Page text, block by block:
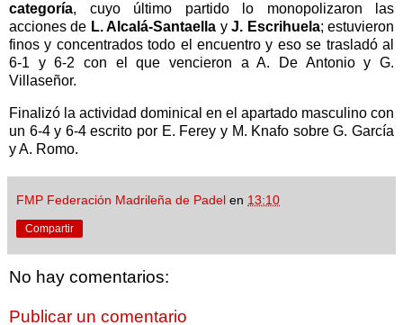
categoría, cuyo último partido lo monopolizaron las
acciones de L. Alcalá-Santaella yJ. Escrihuela; estuvieron
finos y concentrados todo el encuentro y eso se trasladó al
6-1 y 6-2 con el que vencieron a A. De Antonio y G.
Villaseñor.
Finalizó la actividad dominical en el apartado masculino con
un 6-4 y 6-4 escrito por E. Ferey y M. Knafo sobre G. García
y A. Romo.
FMP Federación Madrileña de Padel en 13:10
Compartir
No hay comentarios:
Publicar un comentario